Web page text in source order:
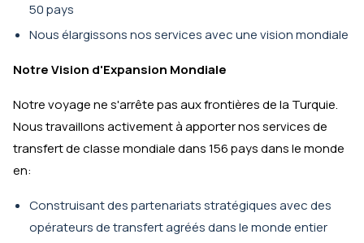
50 pays
Nous élargissons nos services avec une vision mondiale
Notre Vision d'Expansion Mondiale
Notre voyage ne s'arrête pas aux frontières de la Turquie.
Nous travaillons activement à apporter nos services de
transfert de classe mondiale dans 156 pays dans le monde
en:
Construisant des partenariats stratégiques avec des
opérateurs de transfert agréés dans le monde entier